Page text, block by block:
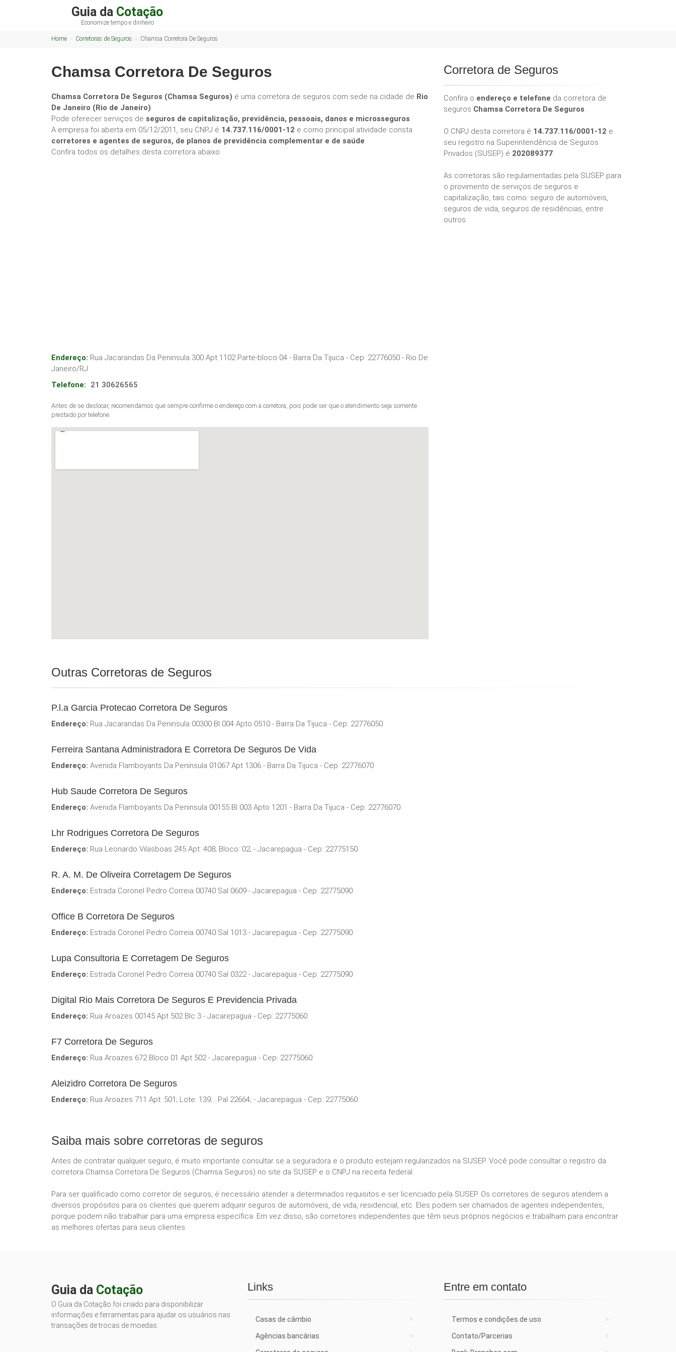
Guia da Cotação
Economize tempo e dinheiro
Home Corretoras de Seguros Chamsa Corretora De Seguros
Chamsa Corretora De Seguros
Chamsa Corretora De Seguros (Chamsa Seguros) é uma corretora de seguros com sede na cidade de Rio
De Janeiro (Rio de Janeiro).
Pode oferecer serviços de seguros de capitalização, previdência, pessoais, danos e microsseguros.
A empresa foi aberta em 05/12/2011, seu CNPJ é 14.737.116/0001-12 e como principal atividade consta
corretores e agentes de seguros, de planos de previdência complementar e de saúde.
Confira todos os detalhes desta corretora abaixo.
Endereço: Rua Jacarandas Da Peninsula 300 Apt 1102 Parte-bloco 04 - Barra Da Tijuca - Cep: 22776050 - Rio De
Janeiro/RJ
Telefone:
21 30626565
Antes de se deslocar, recomendamos que sempre confirme o endereço com a corretora, pois pode ser que o atendimento seja somente
prestado por telefone.
Corretora de Seguros
Confira o endereço e telefone da corretora de
seguros Chamsa Corretora De Seguros.
O CNPJ desta corretora é 14.737.116/0001-12 e
seu registro na Superintendência de Seguros
Privados (SUSEP) é 202089377.
As corretoras são regulamentadas pela SUSEP para
o provimento de serviços de seguros e
capitalização, tais como: seguro de automóveis,
seguros de vida, seguros de residências, entre
outros.
Outras Corretoras de Seguros
P.l.a Garcia Protecao Corretora De Seguros
Endereço: Rua Jacarandas Da Peninsula 00300 Bl 004 Apto 0510 - Barra Da Tijuca - Cep: 22776050
Ferreira Santana Administradora E Corretora De Seguros De Vida
Endereço: Avenida Flamboyants Da Peninsula 01067 Apt 1306 - Barra Da Tijuca - Cep: 22776070
Hub Saude Corretora De Seguros
Endereço: Avenida Flamboyants Da Peninsula 00155 Bl 003 Apto 1201 - Barra Da Tijuca - Cep: 22776070
Lhr Rodrigues Corretora De Seguros
Endereço: Rua Leonardo Vilasboas 245 Apt: 408; Bloco: 02; - Jacarepagua - Cep: 22775150
R. A. M. De Oliveira Corretagem De Seguros
Endereço: Estrada Coronel Pedro Correia 00740 Sal 0609 - Jacarepagua - Cep: 22775090
Office B Corretora De Seguros
Endereço: Estrada Coronel Pedro Correia 00740 Sal 1013 - Jacarepagua - Cep: 22775090
Lupa Consultoria E Corretagem De Seguros
Endereço: Estrada Coronel Pedro Correia 00740 Sal 0322 - Jacarepagua - Cep: 22775090
Digital Rio Mais Corretora De Seguros E Previdencia Privada
Endereço: Rua Aroazes 00145 Apt 502 Blc 3 - Jacarepagua - Cep: 22775060
F7 Corretora De Seguros
Endereço: Rua Aroazes 672 Bloco 01 Apt 502 - Jacarepagua - Cep: 22775060
Aleizidro Corretora De Seguros
Endereço: Rua Aroazes 711 Apt: 501; Lote: 139; : Pal 22664; - Jacarepagua - Cep: 22775060
Saiba mais sobre corretoras de seguros
Antes de contratar qualquer seguro, é muito importante consultar se a seguradora e o produto estejam regularizados na SUSEP. Você pode consultar o registro da
corretora Chamsa Corretora De Seguros (Chamsa Seguros) no site da SUSEP e o CNPJ na receita federal.
Para ser qualificado como corretor de seguros, é necessário atender a determinados requisitos e ser licenciado pela SUSEP. Os corretores de seguros atendem a
diversos propósitos para os clientes que querem adquirir seguros de automóveis, de vida, residencial, etc. Eles podem ser chamados de agentes independentes,
porque podem não trabalhar para uma empresa específica. Em vez disso, são corretores independentes que têm seus próprios negócios e trabalham para encontrar
as melhores ofertas para seus clientes.
Guia da Cotação
O Guia da Cotação foi criado para disponibilizar
informações e ferramentas para ajudar os usuários nas
transações de trocas de moedas.
Links
Casas de câmbio
Agências bancárias
Entre em contato
Termos e condições de uso
Contato/Parcerias